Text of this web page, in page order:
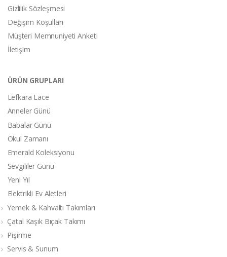
Gizlilik Sözleşmesi
Değişim Koşulları
Müşteri Memnuniyeti Anketi
İletişim
ÜRÜN GRUPLARI
Lefkara Lace
Anneler Günü
Babalar Günü
Okul Zamanı
Emerald Koleksiyonu
Sevgililer Günü
Yeni Yıl
Elektrikli Ev Aletleri
Yemek & Kahvaltı Takımları
Çatal Kaşık Bıçak Takımı
Pişirme
Servis & Sunum